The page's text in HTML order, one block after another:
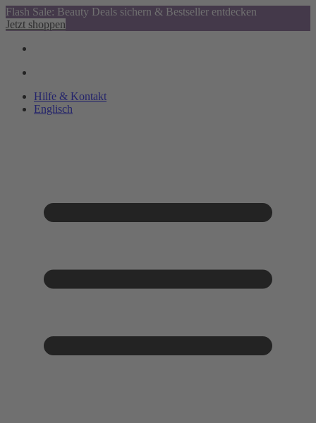
Flash Sale: Beauty Deals sichern & Bestseller entdecken
Jetzt shoppen
Hilfe & Kontakt
Englisch